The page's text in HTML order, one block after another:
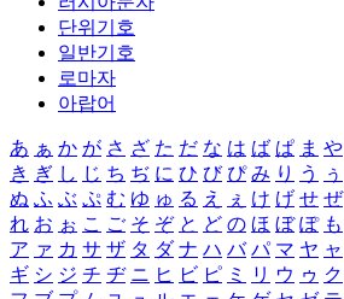
단위기호
일반기호
로마자
아랍어
あ ぁ か が さ ざ た だ な は ば ぱ ま や
き ぎ し じ ち ぢ に ひ び ぴ み り う ぅ
ぬ ふ ぶ ぷ む ゆ ゅ る え ぇ け げ せ ぜ
れ お ぉ こ ご そ ぞ と ど の ほ ぼ ぽ も
ア ァ カ サ ザ タ ダ ナ ハ バ パ マ ヤ ャ
ギ シ ジ チ ヂ ニ ヒ ビ ピ ミ リ ウ ゥ ク